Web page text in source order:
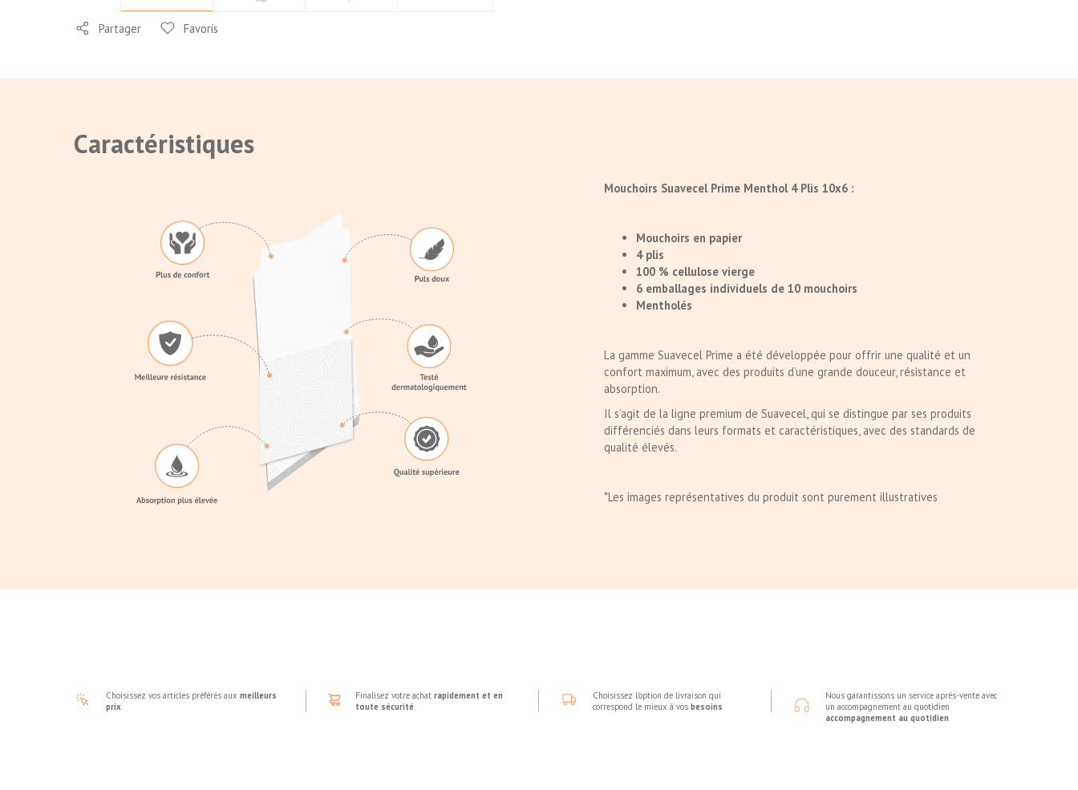
Partager Favoris
Caractéristiques
Mouchoirs Suavecel Prime Menthol 4 Plis 10x6 :
Mouchoirs en papier
4 plis
100 % cellulose vierge
6 emballages individuels de 10 mouchoirs
Mentholés
La gamme Suavecel Prime a été développée pour offrir une qualité et un
confort maximum, avec des produits d’une grande douceur, résistance et
absorption.
Il s’agit de la ligne premium de Suavecel, qui se distingue par ses produits
différenciés dans leurs formats et caractéristiques, avec des standards de
qualité élevés.
*Les images représentatives du produit sont purement illustratives
Choisissez vos articles préférés aux meilleurs
prix
Finalisez votre achat rapidement et en
toute sécurité
Choisissez l'option de livraison qui
correspond le mieux à vos besoins
Nous garantissons un service après-vente avec
un accompagnement au quotidien
accompagnement au quotidien